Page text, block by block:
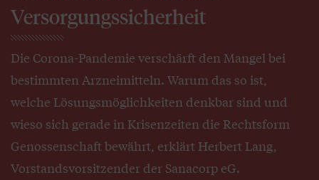
Versorgungssicherheit
Die Corona-Pandemie verschärft den Mangel bei
bestimmten Arzneimitteln. Warum das so ist,
welche Lösungsmöglichkeiten denkbar sind und
wieso sich gerade in Krisenzeiten die Rechtsform
Genossenschaft bewährt, erklärt Herbert Lang,
Vorstandsvorsitzender der Sanacorp eG.